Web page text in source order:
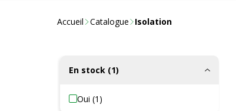
Accueil Catalogue Isolation
En stock (1)
Oui (1)